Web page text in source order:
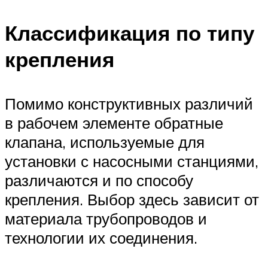
Классификация по типу
крепления
Помимо конструктивных различий
в рабочем элементе обратные
клапана, используемые для
установки с насосными станциями,
различаются и по способу
крепления. Выбор здесь зависит от
материала трубопроводов и
технологии их соединения.